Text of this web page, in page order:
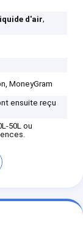
d'air,
MoneyGram
ensuite reçu
50L ou